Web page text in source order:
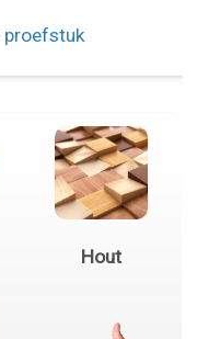
proefstuk
Hout